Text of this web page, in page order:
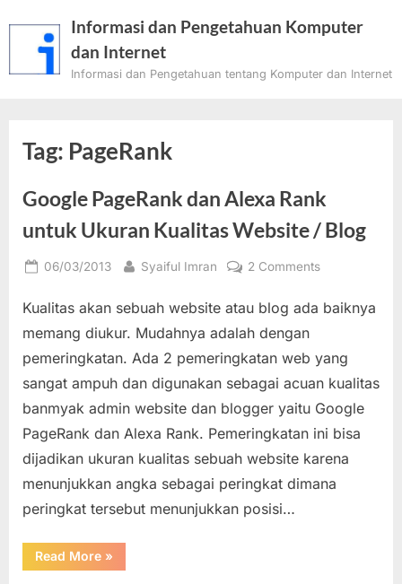
Informasi dan Pengetahuan Komputer
dan Internet
Informasi dan Pengetahuan tentang Komputer dan Internet
Tag: PageRank
Google PageRank dan Alexa Rank
untuk Ukuran Kualitas Website / Blog
Posted
06/03/2013 By
Syaiful Imran 2 Commentson
PageRank
Rank
untuk
Ukuran
Kualitas
Blog
Kualitas akan sebuah website atau blog ada baiknya
memang diukur. Mudahnya adalah dengan
pemeringkatan. Ada 2 pemeringkatan web yang
sangat ampuh dan digunakan sebagai acuan kualitas
banmyak admin website dan blogger yaitu Google
PageRank dan Alexa Rank. Pemeringkatan ini bisa
dijadikan ukuran kualitas sebuah website karena
menunjukkan angka sebagai peringkat dimana
peringkat tersebut menunjukkan posisi…
Read More“Google
PageRank
»